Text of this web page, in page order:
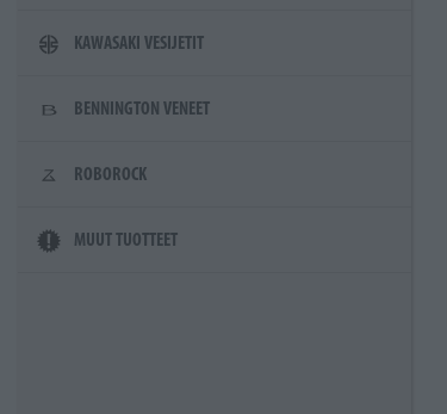
KAWASAKI VESIJETIT
BENNINGTON VENEET
ROBOROCK
MUUT TUOTTEET